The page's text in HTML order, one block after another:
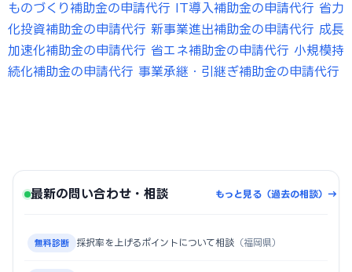
ものづくり補助金の申請代行 IT導入補助金の申請代行 省力
化投資補助金の申請代行 新事業進出補助金の申請代行 成長
加速化補助金の申請代行 省エネ補助金の申請代行 小規模持
続化補助金の申請代行 事業承継・引継ぎ補助金の申請代行
最新の問い合わせ・相談 もっと見る（過去の相談）→
無料診断 採択率を上げるポイントについて相談 （福岡県）